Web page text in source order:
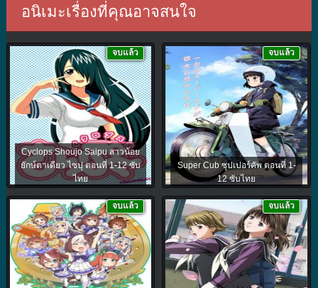
อนิเมะเรื่องที่คุณอาจสนใจ
Cyclops Shoujo Saipu สาวน้อย
ยักษ์ตาเดียว ไซปุ ตอนที่ 1-12 ซับ
ไทย
จบแล้ว
Super Cub ซุปเปอร์คัพ ตอนที่ 1-
12 ซับไทย
จบแล้ว
จบแล้ว จบแล้ว